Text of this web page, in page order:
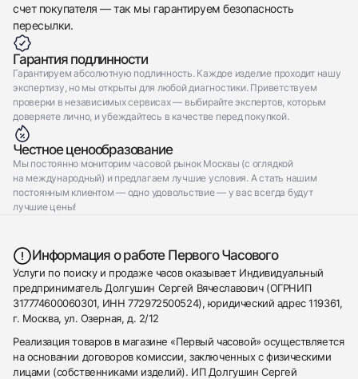
счет покупателя — так мы гарантируем безопасность
пересылки.
Гарантия подлинности
Гарантируем абсолютную подлинность. Каждое изделие проходит нашу
экспертизу, но мы открыты для любой диагностики. Приветствуем
проверки в независимых сервисах — выбирайте экспертов, которым
доверяете лично, и убеждайтесь в качестве перед покупкой.
Честное ценообразование
Мы постоянно мониторим часовой рынок Москвы (с оглядкой
на международный) и предлагаем лучшие условия. А стать нашим
постоянным клиентом — одно удовольствие — у вас всегда будут
лучшие цены!
Информация о работе Первого Часового
Услуги по поиску и продаже часов оказывает Индивидуальный
предприниматель Долгушин Сергей Вячеславович (ОГРНИП
317774600060301, ИНН 772972500524), юридический адрес 119361,
г. Москва, ул. Озерная, д. 2/12
Реализация товаров в магазине «Первый часовой» осуществляется
на основании договоров комиссии, заключенных с физическими
лицами (собственниками изделий). ИП Долгушин Сергей